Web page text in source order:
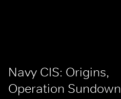
Navy CIS: Origins,
Operation Sundown